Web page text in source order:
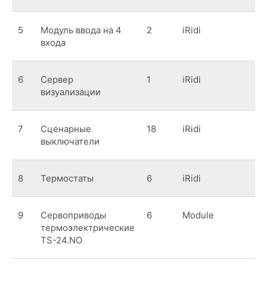
5
Модуль ввода на 4
входа
2 iRidi
6
Сервер
визуализации
1 iRidi
7
Сценарные
выключатели
18 iRidi
8 Термостаты 6 iRidi
9
Сервоприводы
термоэлектрические
TS-24.NO
6 Module